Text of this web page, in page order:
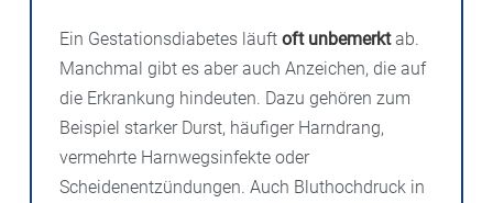
Ein Gestationsdiabetes läuft oft unbemerktab.
Manchmal gibt es aber auch Anzeichen, die auf
die Erkrankung hindeuten. Dazu gehören zum
Beispiel starker Durst, häufiger Harndrang,
vermehrte Harnwegsinfekte oder
Scheidenentzündungen. Auch Bluthochdruck in